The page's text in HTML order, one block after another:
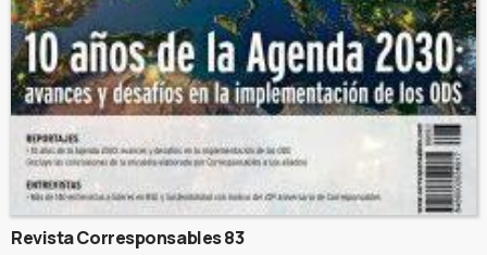
Revista Corresponsables 83